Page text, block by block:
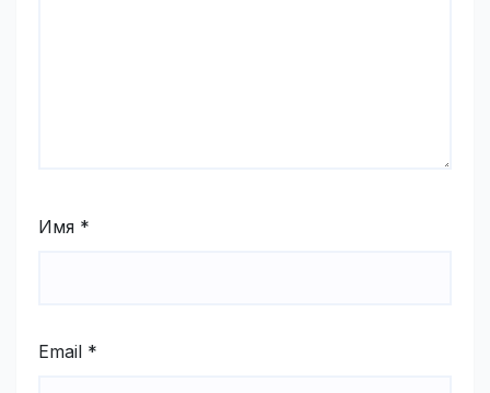
Имя *
Email *